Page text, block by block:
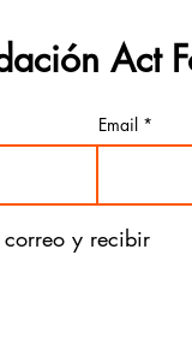
Act
Email
y recibir